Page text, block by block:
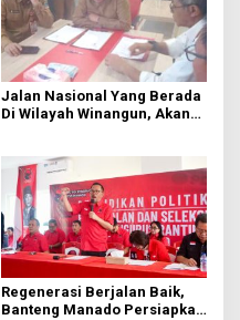
Jalan Nasional Yang Berada
Di Wilayah Winangun, Akan
Regenerasi Berjalan Baik,
Banteng Manado Persiapkan